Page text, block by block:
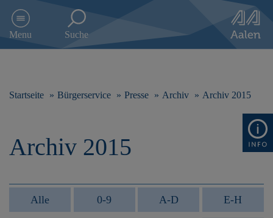
e
h
Menu Suche
Startseite Bürgerservice Presse Archiv Archiv 2015
Archiv 2015
Alle 0-9 A-D E-H